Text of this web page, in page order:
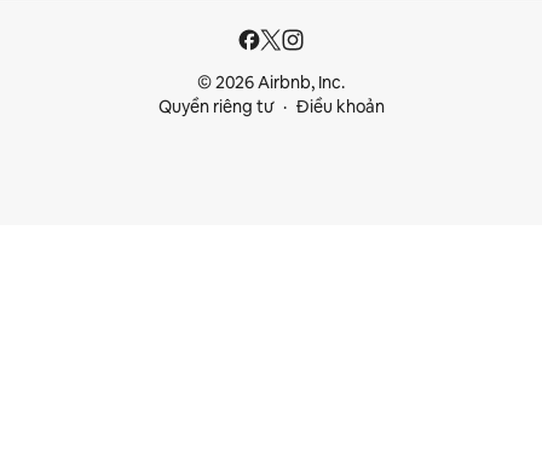
© 2026 Airbnb, Inc.
Quyền riêng tư
Điều khoản